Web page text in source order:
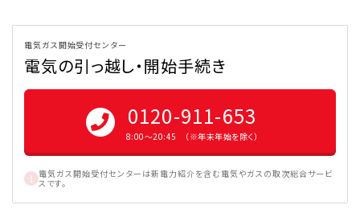
電気ガス開始受付センター
電気の引っ越し・開始手続き
0120-911-653
8:00〜20:45 （※年末年始を除く）
電気ガス開始受付センターは新電力紹介を含む電気やガスの取次総合サービ
スです。